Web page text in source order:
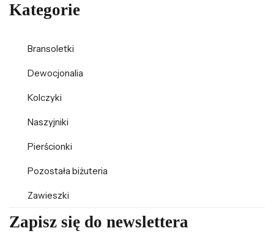
Kategorie
Bransoletki
Dewocjonalia
Kolczyki
Naszyjniki
Pierścionki
Pozostała biżuteria
Zawieszki
Zapisz się do newslettera